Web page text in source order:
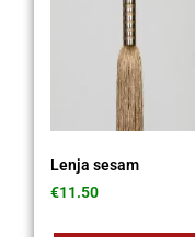
Lenja sesam
€11.50